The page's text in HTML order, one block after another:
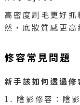
高密度刷毛更好
然，底妝質感更
修容常見問題
新手該如何透過修
1. 陰影修容：陰